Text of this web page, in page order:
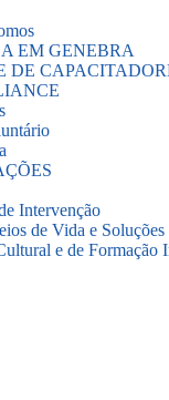
EM GENEBRA
DE
Intervenção
de Vida e
e de Formação